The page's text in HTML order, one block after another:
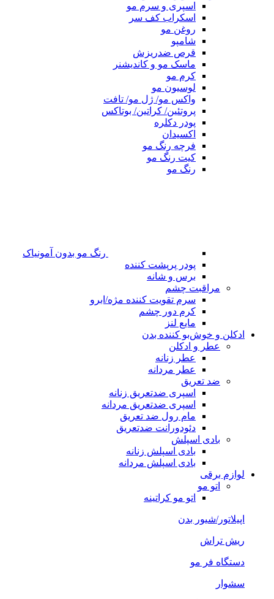
اسپری و سرم مو
اسکراب کف سر
روغن مو
شامپو
قرص ضدریزش
ماسک مو و کاندیشنر
کرم مو
لوسیون مو
واکس مو/ ژل مو/ تافت
پروتئین/ کراتین/ بوتاکس
پودر دکلره
اکسیدان
فرچه رنگ مو
کیت رنگ مو
رنگ مو
رنگ مو بدون آمونیاک
پودر پرپشت کننده
برس و شانه
مراقبت چشم
سرم تقویت کننده مژه/ابرو
کرم دور چشم
مایع لنز
ادکلن و خوش‌بو کننده بدن
عطر و ادکلن
عطر زنانه
عطر مردانه
ضد تعریق
اسپری ضدتعریق زنانه
اسپری ضدتعریق مردانه
مام رول ضد تعریق
دئودورانت ضدتعریق
بادی اسپلش
بادی اسپلش زنانه
بادی اسپلش مردانه
لوازم برقی
اتو مو
اتو مو کراتینه
اپیلاتور/شیور بدن
ریش تراش
دستگاه فر مو
سشوار